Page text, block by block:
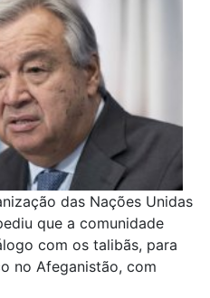
das Nações Unidas
que a comunidade
com os talibãs, para
no Afeganistão, com